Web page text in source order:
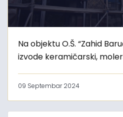
Na objektu O.Š. “Zahid
izvode keramičarski,
09 Septembar 2024